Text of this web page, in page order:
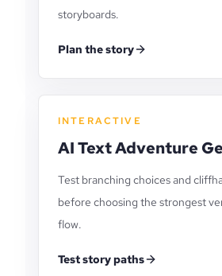
storyboards.
Plan the story
INTERACTIVE
AI Text Adventure
Test branching choices and
before choosing the strongest
flow.
Test story paths